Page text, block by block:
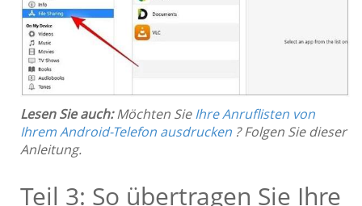
Lesen Sie auch:Möchten SieIhre Anruflisten von
Ihrem Android-Telefon ausdrucken ? Folgen Sie dieser
Anleitung.
Teil 3: So übertragen Sie Ihre